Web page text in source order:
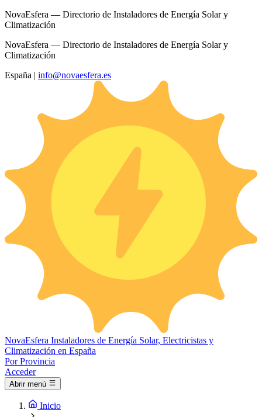
NovaEsfera — Directorio de Instaladores de Energía Solar y
Climatización
NovaEsfera — Directorio de Instaladores de Energía Solar y
Climatización
España | info@novaesfera.es
NovaEsfera Instaladores de Energía Solar, Electricistas y
Climatización en España
Por Provincia
Acceder
Abrir menú
Inicio